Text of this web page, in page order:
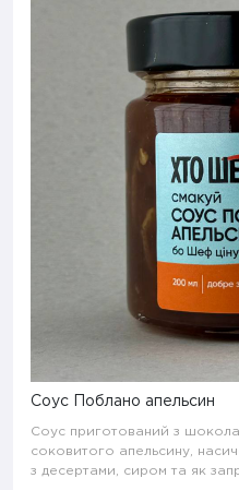
Соус Поблано апельсин
Соус приготований з
соковитого апельсину,
з десертами, сиром та як